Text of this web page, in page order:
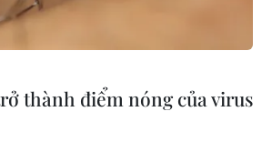
thành điểm nóng của virus